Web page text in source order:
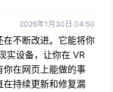
2026年1月30日 04:50
不断改进。它能将你
实设备，让你在 VR
你在网页上能做的事
持续更新和修复漏